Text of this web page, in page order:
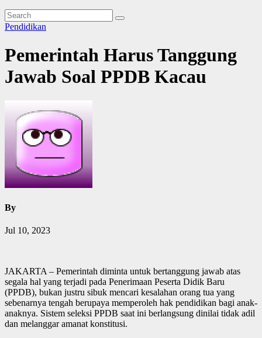
Pendidikan
Pemerintah Harus Tanggung
Jawab Soal PPDB Kacau
By
Jul 10, 2023
JAKARTA – Pemerintah diminta untuk bertanggung jawab atas
segala hal yang terjadi pada Penerimaan Peserta Didik Baru
(PPDB), bukan justru sibuk mencari kesalahan orang tua yang
sebenarnya tengah berupaya memperoleh hak pendidikan bagi anak-
anaknya. Sistem seleksi PPDB saat ini berlangsung dinilai tidak adil
dan melanggar amanat konstitusi.